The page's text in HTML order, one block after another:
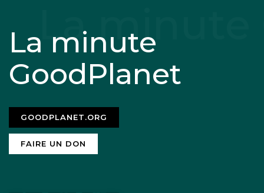
La minute
GoodPlanet
GOODPLANET.ORG
FAIRE UN DON